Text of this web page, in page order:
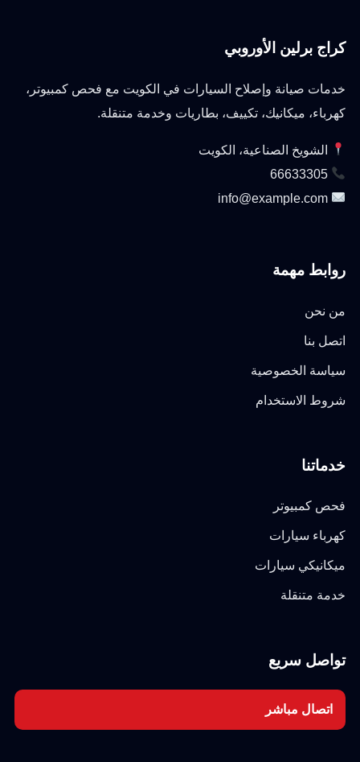
كراج برلين الأوروبي
خدمات صيانة وإصلاح السيارات في الكويت مع فحص كمبيوتر،
كهرباء، ميكانيك، تكييف، بطاريات وخدمة متنقلة.
الشويخ الصناعية، الكويت
66633305
info@example.com
روابط مهمة
من نحن
اتصل بنا
سياسة الخصوصية
شروط الاستخدام
خدماتنا
فحص كمبيوتر
كهرباء سيارات
ميكانيكي سيارات
خدمة متنقلة
تواصل سريع
اتصال مباشر